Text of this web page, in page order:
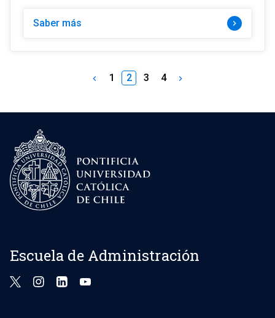
Saber más keyboard_arrow_right
keyboard_arrow_left 1 2 3 4 keyboard_arrow_right
Escuela de Administración